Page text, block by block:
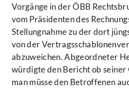
Vorgänge in der ÖBB
vom Präsidenten des
Stellungnahme zu der dort
von der
abzuweichen. Abgeordneter
würdigte den Bericht ob
man müsse den Betroffenen